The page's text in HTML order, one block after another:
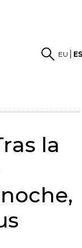
EU
la